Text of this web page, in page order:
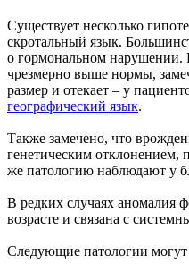
Существует несколько
скротальный язык.
о гормональном нарушении.
чрезмерно выше нормы,
размер и отекает – у
географический язык.
Также замечено, что
генетическим отклонением,
же патологию наблюдают у
В редких случаях аномалия
возрасте и связана с
Следующие патологии могут